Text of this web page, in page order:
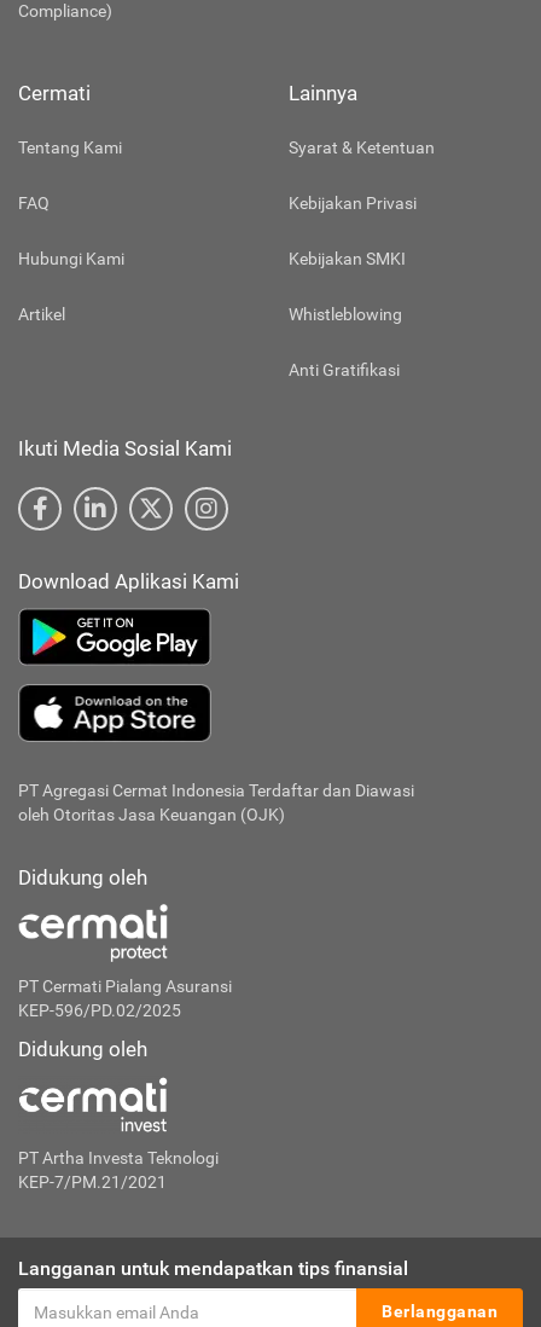
Compliance)
Cermati
Tentang Kami
FAQ
Hubungi Kami
Artikel
Lainnya
Syarat & Ketentuan
Kebijakan Privasi
Kebijakan SMKI
Whistleblowing
Anti Gratifikasi
Ikuti Media Sosial Kami
Download Aplikasi Kami
PT Agregasi Cermat Indonesia Terdaftar dan Diawasi
oleh Otoritas Jasa Keuangan (OJK)
Didukung oleh
PT Cermati Pialang Asuransi
KEP-596/PD.02/2025
Didukung oleh
PT Artha Investa Teknologi
KEP-7/PM.21/2021
Langganan untuk mendapatkan tips finansial
Berlangganan